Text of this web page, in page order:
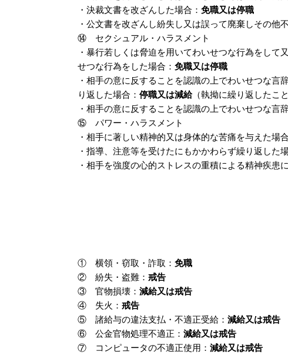
・決裁文書を改ざんした場合： 免職又は停職
・公文書を改ざんし紛失し又は誤って廃棄しその他
⑭ セクシュアル・ハラスメント
・暴行若しくは脅迫を用いてわいせつな行為をし
せつな行為をした場合： 免職又は停職
・相手の意に反することを認識の上でわいせつな
り返した場合： 停職又は減給（執拗に繰り返したこ
・相手の意に反することを認識の上でわいせつな言
⑮ パワー・ハラスメント
・相手に著しい精神的又は身体的な苦痛を与えた場合
・指導、注意等を受けたにもかかわらず繰り返した
・相手を強度の心的ストレスの重積による精神疾患
① 横領・窃取・詐取： 免職
② 紛失・盗難： 戒告
③ 官物損壊： 減給又は戒告
④ 失火： 戒告
⑤ 諸給与の違法支払・不適正受給： 減給又は戒告
⑥ 公金官物処理不適正： 減給又は戒告
⑦ コンピュータの不適正使用： 減給又は戒告